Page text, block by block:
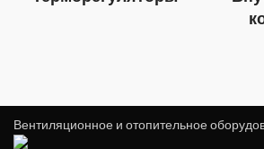
Вентиляционное и отопительное